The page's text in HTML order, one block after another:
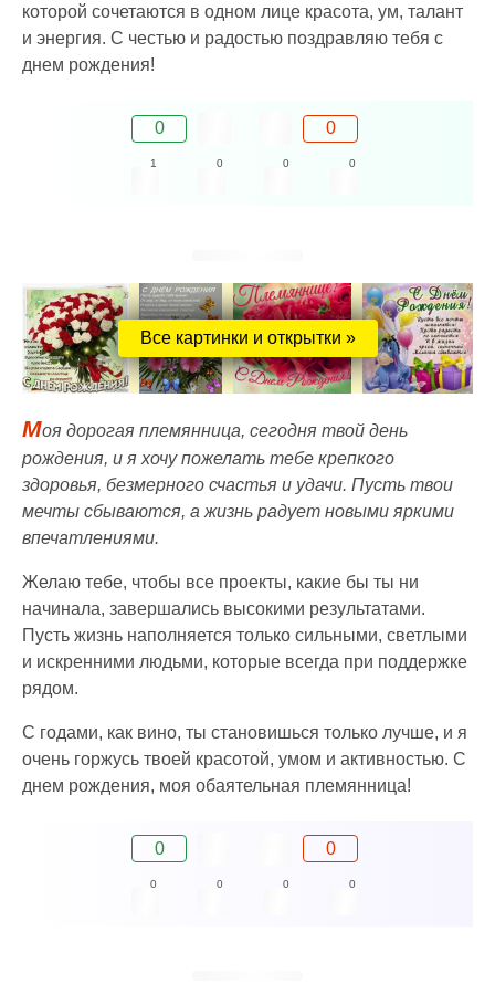
которой сочетаются в одном лице красота, ум, талант
и энергия. С честью и радостью поздравляю тебя с
днем рождения!
0 0
1 0 0 0
Все картинки и открытки »
Моя дорогая племянница, сегодня твой день
рождения, и я хочу пожелать тебе крепкого
здоровья, безмерного счастья и удачи. Пусть твои
мечты сбываются, а жизнь радует новыми яркими
впечатлениями.
Желаю тебе, чтобы все проекты, какие бы ты ни
начинала, завершались высокими результатами.
Пусть жизнь наполняется только сильными, светлыми
и искренними людьми, которые всегда при поддержке
рядом.
С годами, как вино, ты становишься только лучше, и я
очень горжусь твоей красотой, умом и активностью. С
днем рождения, моя обаятельная племянница!
0 0
0 0 0 0